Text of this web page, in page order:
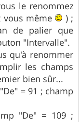
le renommez
vous même
) ;
de palier que
"Intervalle".
qu'à renommer
les champs
bien sûr...
= 91 ; champ
"De" = 109 ;